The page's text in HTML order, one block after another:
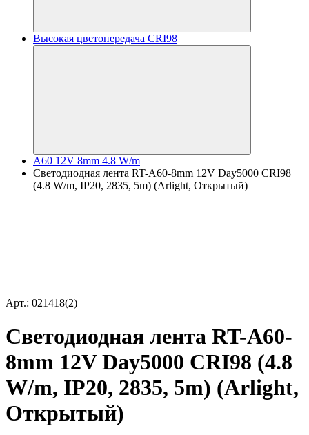
Высокая цветопередача CRI98
A60 12V 8mm 4.8 W/m
Светодиодная лента RT-A60-8mm 12V Day5000 CRI98
(4.8 W/m, IP20, 2835, 5m) (Arlight, Открытый)
Арт.: 021418(2)
Светодиодная лента RT-A60-
8mm 12V Day5000 CRI98 (4.8
W/m, IP20, 2835, 5m) (Arlight,
Открытый)